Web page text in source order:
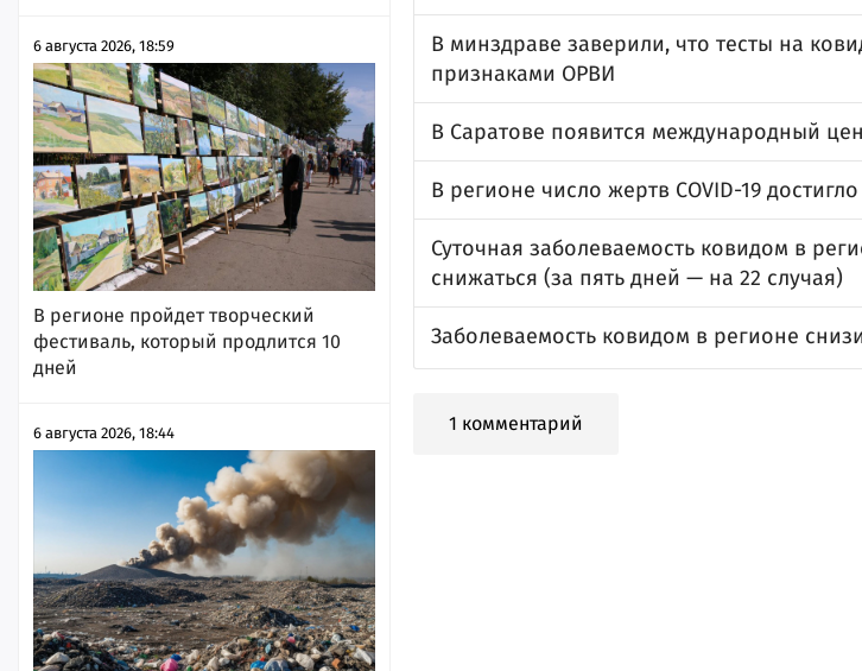
6 августа 2026, 18:59
В регионе пройдет творческий
фестиваль, который продлится 10
дней
6 августа 2026, 18:44
В минздраве заверили, что тесты на
признаками ОРВИ
В Саратове появится международный
В регионе число жертв COVID-19
Суточная заболеваемость ковидом в
снижаться (за пять дней — на 22 случая)
Заболеваемость ковидом в регионе
1 комментарий